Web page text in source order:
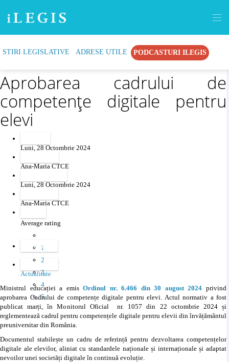
STIRI LEGISLATIVE ADRESE UTILE PODCASTURI ILEGIS
Recommend Print
Aprobarea cadrului de
competențe digitale pentru
elevi
Luni, 28 Octombrie 2024
Ana-Maria CTCE
Luni, 28 Octombrie 2024
Ana-Maria CTCE
Average rating
1
2
3
4
5
Favourites
Categories
Actualitate
Ministrul educației a emisOrdinul nr. 6.466 din 30 august 2024 privind
aprobarea Cadrului de competențe digitale pentru elevi. Actul normativ a fost
publicat marți, în Monitorul Oficial nr. 1057 din 22 octombrie 2024 și
reglementează cadrul pentru competențele digitale pentru elevii din învățământul
preuniversitar din România.
Documentul stabilește un cadru de referință pentru dezvoltarea competențelor
digitale ale elevilor, aliniat cu standardele naționale și internaționale și adaptat
nevoilor unei societăți digitale în continuă evoluție.